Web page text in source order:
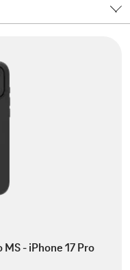
- iPhone 17 Pro